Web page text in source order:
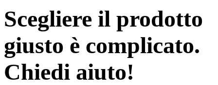
Scegliere il prodotto
giusto è complicato.
Chiedi aiuto!